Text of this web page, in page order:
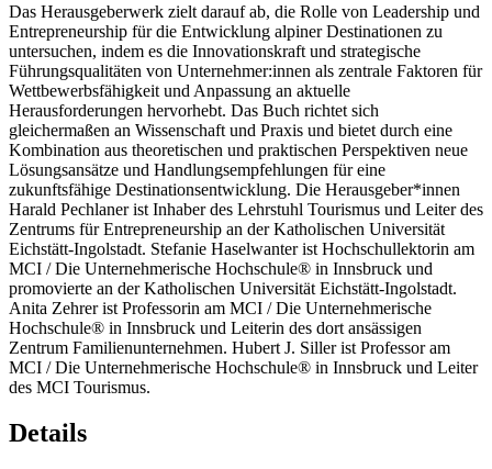
Das Herausgeberwerk zielt darauf ab, die Rolle von Leadership und
Entrepreneurship für die Entwicklung alpiner Destinationen zu
untersuchen, indem es die Innovationskraft und strategische
Führungsqualitäten von Unternehmer:innen als zentrale Faktoren für
Wettbewerbsfähigkeit und Anpassung an aktuelle
Herausforderungen hervorhebt. Das Buch richtet sich
gleichermaßen an Wissenschaft und Praxis und bietet durch eine
Kombination aus theoretischen und praktischen Perspektiven neue
Lösungsansätze und Handlungsempfehlungen für eine
zukunftsfähige Destinationsentwicklung. Die Herausgeber*innen
Harald Pechlaner ist Inhaber des Lehrstuhl Tourismus und Leiter des
Zentrums für Entrepreneurship an der Katholischen Universität
Eichstätt-Ingolstadt. Stefanie Haselwanter ist Hochschullektorin am
MCI / Die Unternehmerische Hochschule® in Innsbruck und
promovierte an der Katholischen Universität Eichstätt-Ingolstadt.
Anita Zehrer ist Professorin am MCI / Die Unternehmerische
Hochschule® in Innsbruck und Leiterin des dort ansässigen
Zentrum Familienunternehmen. Hubert J. Siller ist Professor am
MCI / Die Unternehmerische Hochschule® in Innsbruck und Leiter
des MCI Tourismus.
Details